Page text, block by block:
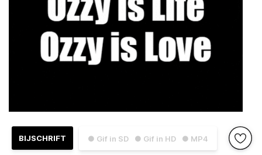
● Gif in SD ● Gif in HD ● MP4
BIJSCHRIFT